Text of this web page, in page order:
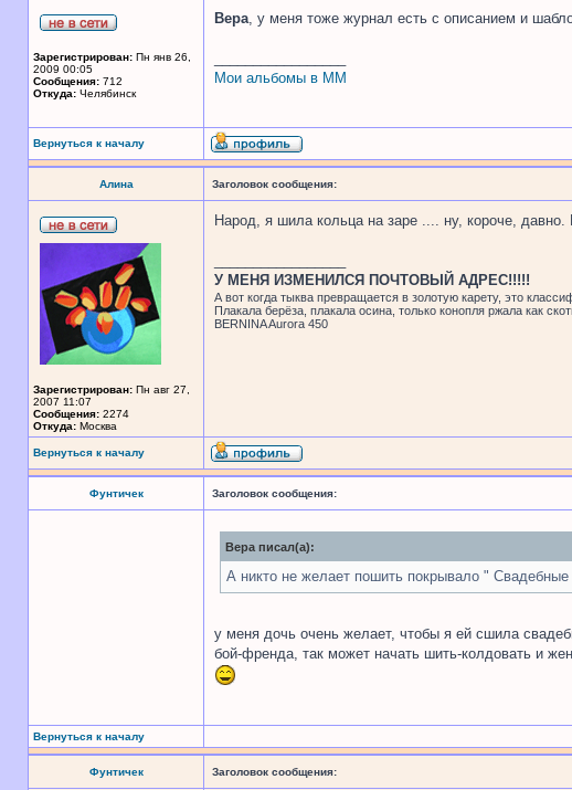
Зарегистрирован: Пн янв 26,
2009 00:05
Сообщения: 712
Откуда: Челябинск
Вера, у меня тоже журнал есть с описанием и
Мои альбомы в ММ
Вернуться к началу
Алина Заголовок сообщения:
Зарегистрирован: Пн авг 27,
2007 11:07
Сообщения: 2274
Откуда: Москва
Народ, я шила кольца на заре .... ну, короче,
У МЕНЯ ИЗМЕНИЛСЯ ПОЧТОВЫЙ АДРЕС!!!!!
А вот когда тыква превращается в золотую карету, это
Плакала берёза, плакала осина, только конопля ржала как
BERNINA Aurora 450
Вернуться к началу
Фунтичек Заголовок сообщения:
Вера писал(а):
А никто не желает пошить покрывало "
у меня дочь очень желает, чтобы я ей сшила
бой-френда, так может начать шить-колдовать и
Вернуться к началу
Фунтичек Заголовок сообщения: